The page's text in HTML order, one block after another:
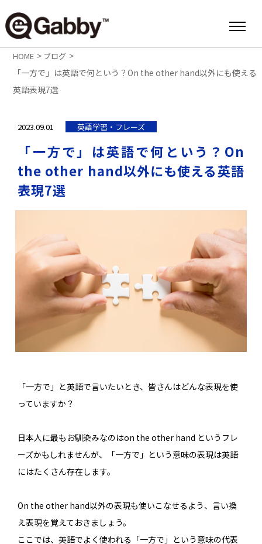
HOME > ブログ >
「一方で」は英語で何という？On the other hand以外にも使える
英語表現7選
2023.09.01 英語学習・フレーズ
「一方で」は英語で何という？On
the other hand以外にも使える英語
表現7選
「一方で」と英語で言いたいとき、皆さんはどんな表現を使
っていますか？
日本人に最もお馴染みなのはon the other hand というフレ
ーズかもしれませんが、「一方で」という意味の表現は英語
にはたくさん存在します。
On the other hand以外の表現も使いこなせるよう、言い換
え表現を覚えておきましょう。
ここでは、英語でよく使われる「一方で」という意味の代表